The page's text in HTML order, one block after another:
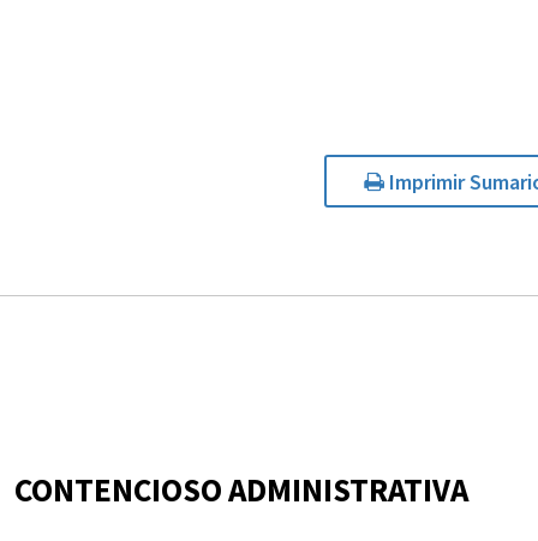
Imprimir
CONTENCIOSO ADMINISTRATIVA